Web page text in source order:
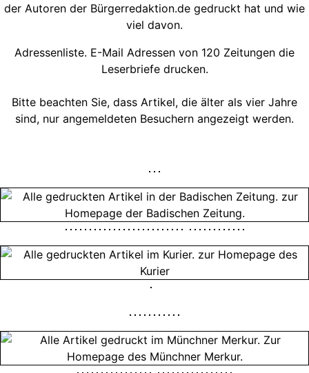
der Autoren der Bürgerredaktion.de gedruckt hat und wie
viel davon.
Adressenliste. E-Mail Adressen von 120 Zeitungen die
Leserbriefe drucken.
Bitte beachten Sie, dass Artikel, die älter als vier Jahre
sind, nur angemeldeten Besuchern angezeigt werden.